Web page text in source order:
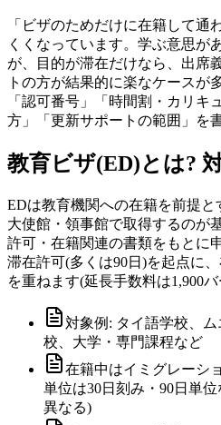
「ビザのためだけに在籍して通
くくなっています。学ぶ意思が
が、目的が滞在だけなら、出席
トの方が結果的に楽なケースが
「認可番号」「時間割・カリキ
方」「更新サポートの範囲」を
教育ビザ(ED)とは?
EDは教育機関への在籍を前提
大使館・領事館で取得するのが
許可・在籍関連の書類をもとに
滞在許可(多くは90日)を起点に
を重ねます(延長手数料は1,900バ
対象例: タイ語学校、
校、大学・専門課程など
在籍中はイミグレーシ
単位は30日刻み・90日単
異なる)